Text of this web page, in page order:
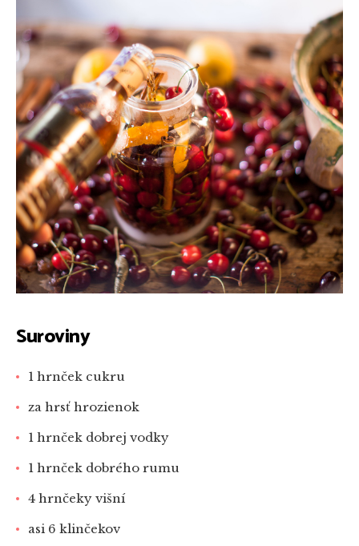
Suroviny
1 hrnček cukru
za hrsť hrozienok
1 hrnček dobrej vodky
1 hrnček dobrého rumu
4 hrnčeky višní
asi 6 klinčekov